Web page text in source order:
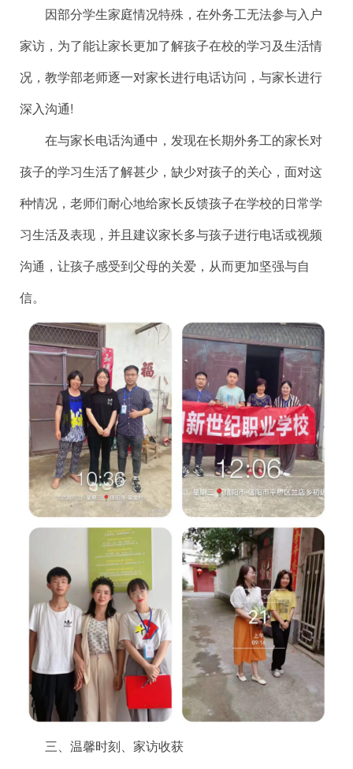
因部分学生家庭情况特殊，在外务工无法参与入户
家访，为了能让家长更加了解孩子在校的学习及生活情
况，教学部老师逐一对家长进行电话访问，与家长进行
深入沟通!
在与家长电话沟通中，发现在长期外务工的家长对
孩子的学习生活了解甚少，缺少对孩子的关心，面对这
种情况，老师们耐心地给家长反馈孩子在学校的日常学
习生活及表现，并且建议家长多与孩子进行电话或视频
沟通，让孩子感受到父母的关爱，从而更加坚强与自
信。
三、温馨时刻、家访收获